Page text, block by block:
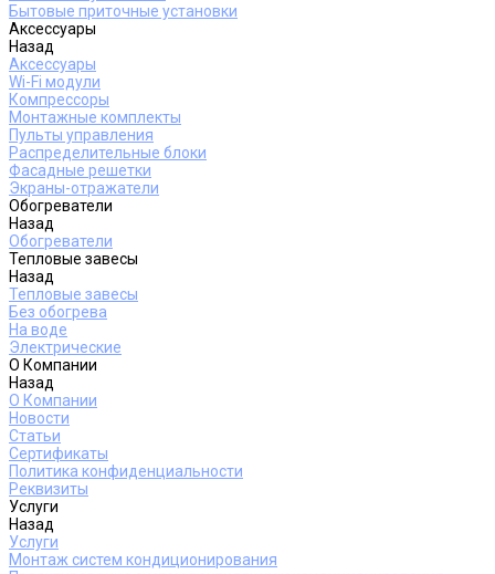
Бытовые приточные установки
Аксессуары
Назад
Аксессуары
Wi-Fi модули
Компрессоры
Монтажные комплекты
Пульты управления
Распределительные блоки
Фасадные решетки
Экраны-отражатели
Обогреватели
Назад
Обогреватели
Тепловые завесы
Назад
Тепловые завесы
Без обогрева
На воде
Электрические
О Компании
Назад
О Компании
Новости
Статьи
Сертификаты
Политика конфиденциальности
Реквизиты
Услуги
Назад
Услуги
Монтаж систем кондиционирования